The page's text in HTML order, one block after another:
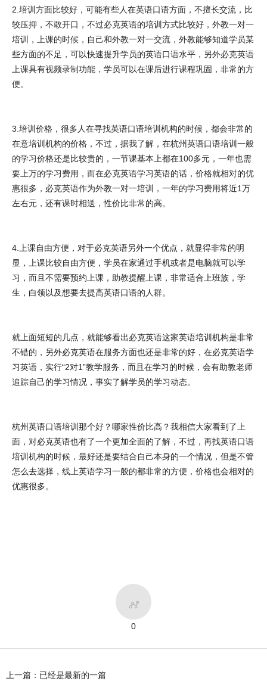
2.培训方面比较好，可能有些人在英语口语方面，不擅长交流，比
较压抑，不敢开口，不过必克英语的培训方式比较好，外教一对一
培训，上课的时候，自己和外教一对一交流，外教能够知道学员某
些方面的不足，可以快速提升学员的英语口语水平，另外必克英语
上课具有视频录制功能，学员可以在课后进行课程巩固，非常的方
便。
3.培训价格，很多人在寻找英语口语培训机构的时候，都会非常的
在意培训机构的价格，不过，据我了解，在杭州英语口语培训一般
的学习价格还是比较贵的，一节课基本上都在100多元，一年也需
要上万的学习费用，而在必克英语学习英语的话，价格就相对的优
惠很多，必克英语作为外教一对一培训，一年的学习费用将近1万
左右元，还有课时相送，性价比非常的高。
4.上课自由方便，对于必克英语另外一个优点，就显得非常的明
显，上课比较自由方便，学员在家通过手机或者是电脑就可以学
习，而且不需要预约上课，助教提醒上课，非常适合上班族，学
生，白领以及想要去提高英语口语的人群。
就上面短短的几点，就能够看出必克英语这家英语培训机构是非常
不错的，另外必克英语在服务方面也还是非常的好，在必克英语学
习英语，实行“2对1”教学服务，而且在学习的时候，会有助教老师
追踪自己的学习情况，事实了解学员的学习动态。
杭州英语口语培训那个好？哪家性价比高？我相信大家看到了上
面，对必克英语也有了一个更加全面的了解，不过，再找英语口语
培训机构的时候，最好还是要结合自己本身的一个情况，但是不管
怎么去选择，线上英语学习一般的都非常的方便，价格也会相对的
优惠很多。

0
上一篇：已经是最新的一篇